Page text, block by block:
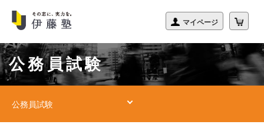
公務員試験
公務員試験